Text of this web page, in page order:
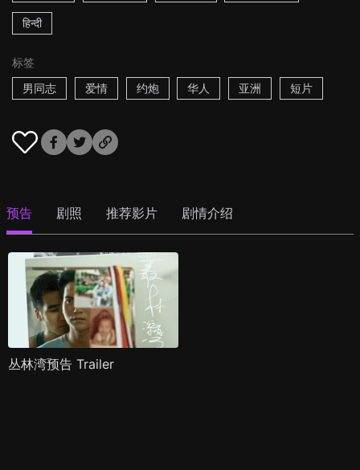
हिन्दी
标签
男同志
爱情 约炮 华人 亚洲 短片
预告 剧照 推荐影片 剧情介绍
丛林湾预告 Trailer